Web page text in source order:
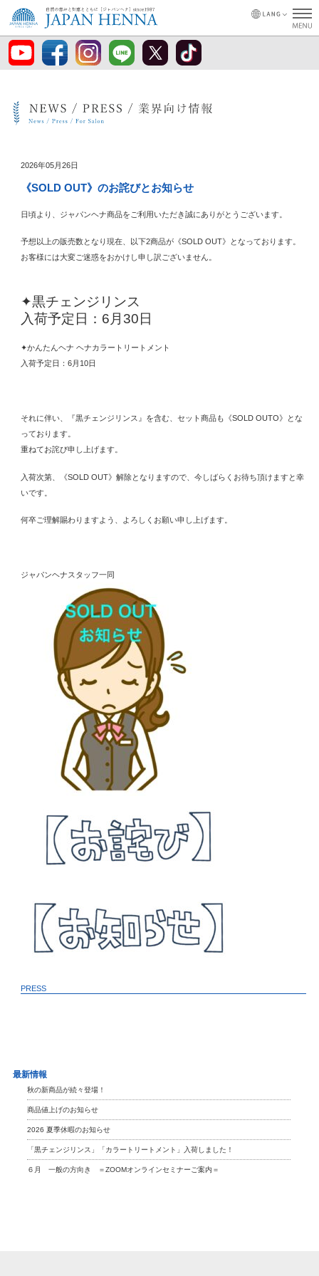
2026年05月26日
《SOLD OUT》のお詫びとお知らせ
日頃より、ジャパンヘナ商品をご利用いただき誠にありがとうございます。
予想以上の販売数となり現在、以下2商品が《SOLD OUT》となっております。
お客様には大変ご迷惑をおかけし申し訳ございません。
✦黒チェンジリンス
入荷予定日：6月30日
✦かんたんヘナ ヘナカラートリートメント
入荷予定日：6月10日
それに伴い、『黒チェンジリンス』を含む、セット商品も《SOLD OUTO》とな
っております。
重ねてお詫び申し上げます。
入荷次第、《SOLD OUT》解除となりますので、今しばらくお待ち頂けますと幸
いです。
何卒ご理解賜わりますよう、よろしくお願い申し上げます。
ジャパンヘナスタッフ一同
PRESS
最新情報
秋の新商品が続々登場！
商品値上げのお知らせ
2026 夏季休暇のお知らせ
「黒チェンジリンス」「カラートリートメント」入荷しました！
６月 一般の方向き ＝ZOOMオンラインセミナーご案内＝